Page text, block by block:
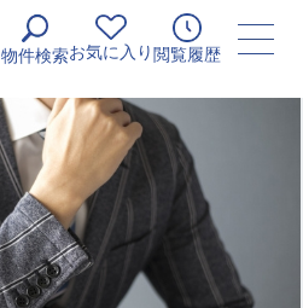
物件検索お気に入り 閲覧履歴